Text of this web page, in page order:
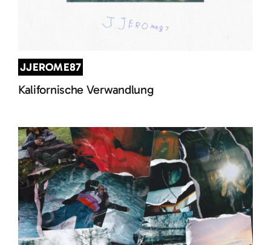
JJEROME87
Kalifornische Verwandlung